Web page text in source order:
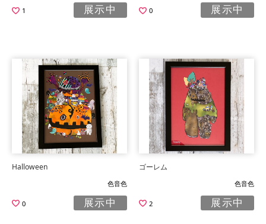
1 展示中 0 展示中
Halloween
色音色
0 展示中
ゴーレム
色音色
2 展示中